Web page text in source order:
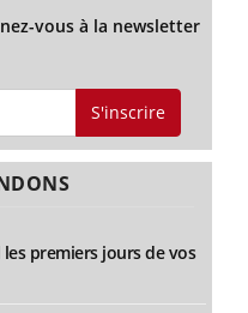
vous à la newsletter
S'inscrire
premiers jours de vos